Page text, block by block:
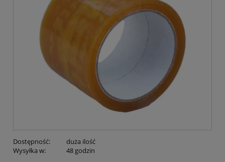
Dostępność:
duża ilość
Wysyłka w:
48 godzin